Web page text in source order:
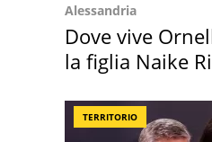
Alessandria
Dove vive
la figlia Naike
TERRITORIO